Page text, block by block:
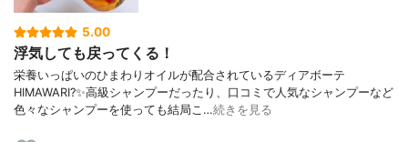
5.00
浮気しても戻ってくる！
栄養いっぱいのひまわりオイルが配合されているディアボーテ
HIMAWARI?✨高級シャンプーだったり、口コミで人気なシャンプーなど
色々なシャンプーを使っても結局こ…続きを見る